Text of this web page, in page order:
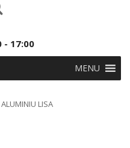
- 17:00
MENU
LISA